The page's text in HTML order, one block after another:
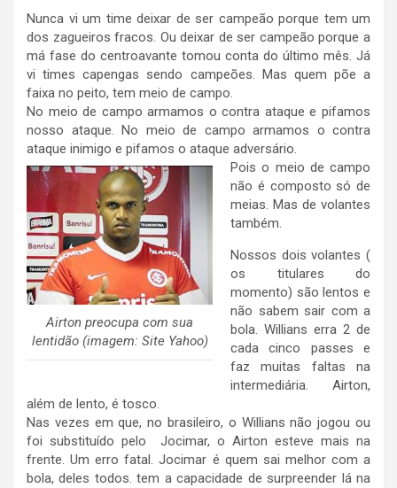
Nunca vi um time deixar de ser campeão porque tem um
dos zagueiros fracos. Ou deixar de ser campeão porque a
má fase do centroavante tomou conta do último mês. Já
vi times capengas sendo campeões. Mas quem põe a
faixa no peito, tem meio de campo.
No meio de campo armamos o contra ataque e pifamos
nosso ataque. No meio de campo armamos o contra
ataque inimigo e pifamos o ataque adversário.
Airton preocupa com sua
lentidão (imagem: Site Yahoo)
Pois o meio de campo
não é composto só de
meias. Mas de volantes
também.
Nossos dois volantes (
os titulares do
momento) são lentos e
não sabem sair com a
bola. Willians erra 2 de
cada cinco passes e
faz muitas faltas na
intermediária. Airton,
além de lento, é tosco.
Nas vezes em que, no brasileiro, o Willians não jogou ou
foi substituído pelo Jocimar, o Airton esteve mais na
frente. Um erro fatal. Jocimar é quem sai melhor com a
bola, deles todos. tem a capacidade de surpreender lá na